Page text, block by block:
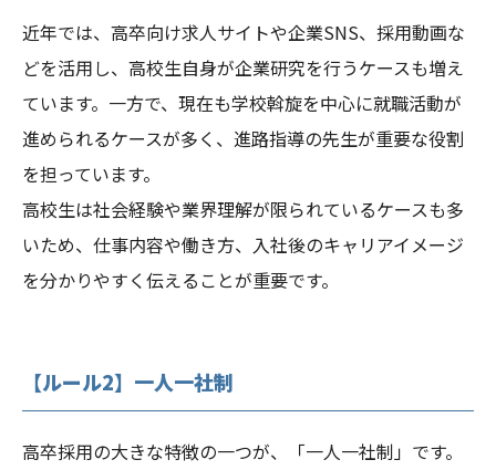
近年では、高卒向け求人サイトや企業SNS、採用動画な
どを活用し、高校生自身が企業研究を行うケースも増え
ています。一方で、現在も学校斡旋を中心に就職活動が
進められるケースが多く、進路指導の先生が重要な役割
を担っています。
高校生は社会経験や業界理解が限られているケースも多
いため、仕事内容や働き方、入社後のキャリアイメージ
を分かりやすく伝えることが重要です。
【ルール2】一人一社制
高卒採用の大きな特徴の一つが、「一人一社制」です。